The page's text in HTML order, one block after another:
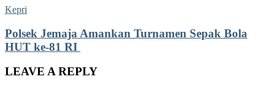
Kepri
Polsek Jemaja Amankan Turnamen Sepak Bola
HUT ke-81 RI ‎
LEAVE A REPLY